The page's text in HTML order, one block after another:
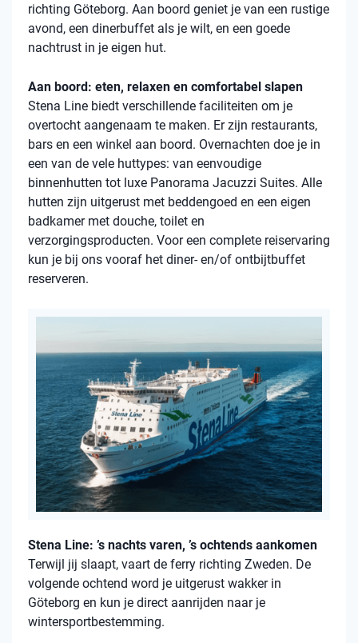
richting Göteborg. Aan boord geniet je van een rustige
avond, een dinerbuffet als je wilt, en een goede
nachtrust in je eigen hut.
Aan boord: eten, relaxen en comfortabel slapen
Stena Line biedt verschillende faciliteiten om je
overtocht aangenaam te maken. Er zijn restaurants,
bars en een winkel aan boord. Overnachten doe je in
een van de vele huttypes: van eenvoudige
binnenhutten tot luxe Panorama Jacuzzi Suites. Alle
hutten zijn uitgerust met beddengoed en een eigen
badkamer met douche, toilet en
verzorgingsproducten. Voor een complete reiservaring
kun je bij ons vooraf het diner- en/of ontbijtbuffet
reserveren.
Stena Line: ’s nachts varen, ’s ochtends aankomen
Terwijl jij slaapt, vaart de ferry richting Zweden. De
volgende ochtend word je uitgerust wakker in
Göteborg en kun je direct aanrijden naar je
wintersportbestemming.